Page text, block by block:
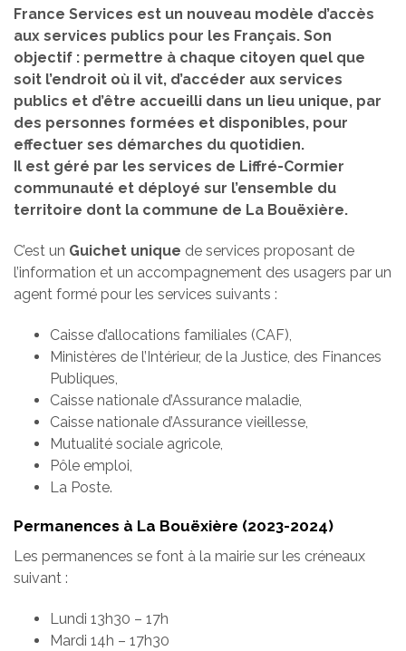
France Services est un nouveau modèle d’accès
aux services publics pour les Français. Son
objectif : permettre à chaque citoyen quel que
soit l’endroit où il vit, d’accéder aux services
publics et d’être accueilli dans un lieu unique, par
des personnes formées et disponibles, pour
effectuer ses démarches du quotidien.
Il est géré par les services de Liffré-Cormier
communauté et déployé sur l’ensemble du
territoire dont la commune de La Bouëxière.
C’est un Guichet unique de services proposant de
l’information et un accompagnement des usagers par un
agent formé pour les services suivants :
Caisse d’allocations familiales (CAF),
Ministères de l’Intérieur, de la Justice, des Finances
Publiques,
Caisse nationale d’Assurance maladie,
Caisse nationale d’Assurance vieillesse,
Mutualité sociale agricole,
Pôle emploi,
La Poste.
Permanences à La Bouëxière (2023-2024)
Les permanences se font à la mairie sur les créneaux
suivant :
Lundi 13h30 – 17h
Mardi 14h – 17h30